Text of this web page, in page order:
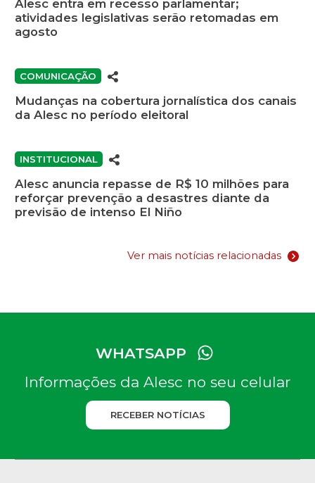
Alesc entra em recesso parlamentar;
atividades legislativas serão retomadas em
agosto
COMUNICAÇÃO
Mudanças na cobertura jornalística dos canais
da Alesc no período eleitoral
INSTITUCIONAL
Alesc anuncia repasse de R$ 10 milhões para
reforçar prevenção a desastres diante da
previsão de intenso El Niño
Ver mais notícias relacionadas
WHATSAPP
Informações da Alesc no seu celular
RECEBER NOTÍCIAS